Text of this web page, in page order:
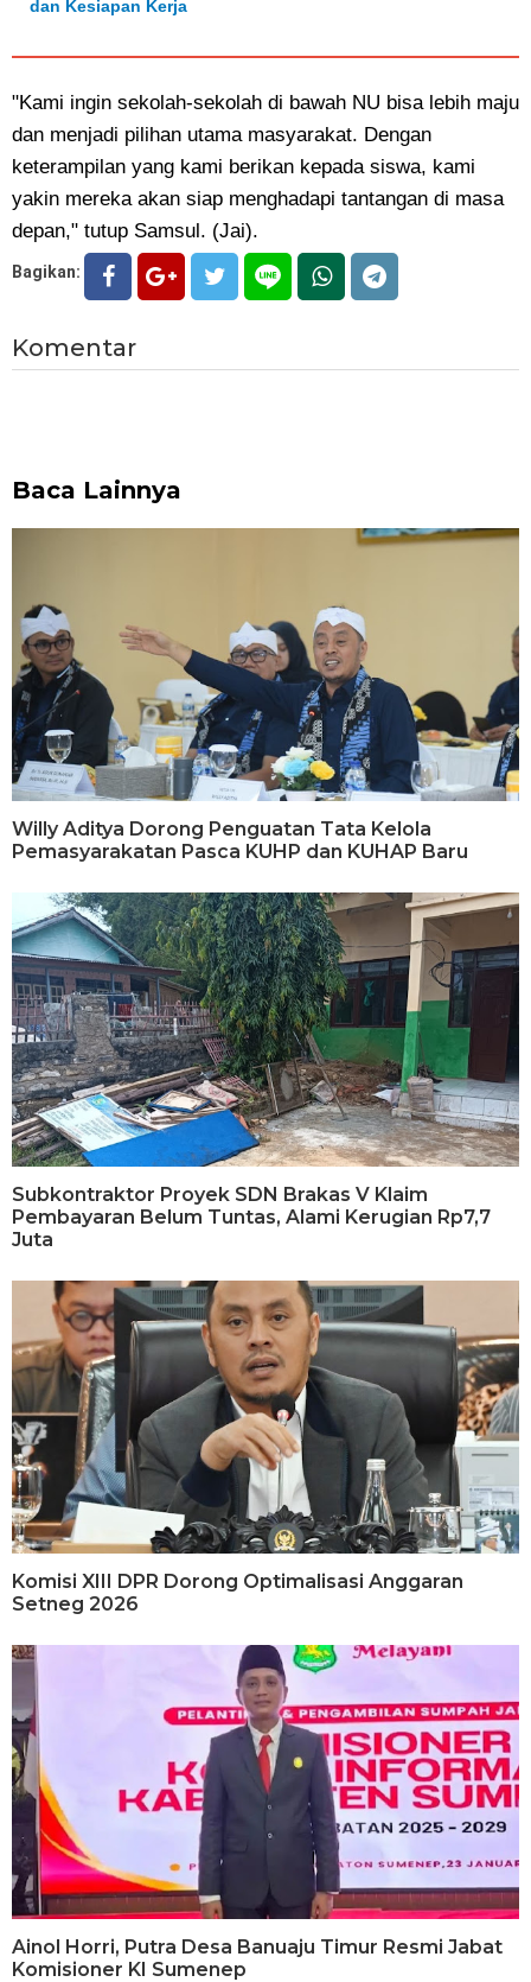
dan Kesiapan Kerja
"Kami ingin sekolah-sekolah di bawah NU bisa lebih maju
dan menjadi pilihan utama masyarakat. Dengan
keterampilan yang kami berikan kepada siswa, kami
yakin mereka akan siap menghadapi tantangan di masa
depan," tutup Samsul. (Jai).
Bagikan:
Komentar
Baca Lainnya
Willy Aditya Dorong Penguatan Tata Kelola
Pemasyarakatan Pasca KUHP dan KUHAP Baru
Subkontraktor Proyek SDN Brakas V Klaim
Pembayaran Belum Tuntas, Alami Kerugian Rp7,7
Juta
Komisi XIII DPR Dorong Optimalisasi Anggaran
Setneg 2026
Ainol Horri, Putra Desa Banuaju Timur Resmi Jabat
Komisioner KI Sumenep